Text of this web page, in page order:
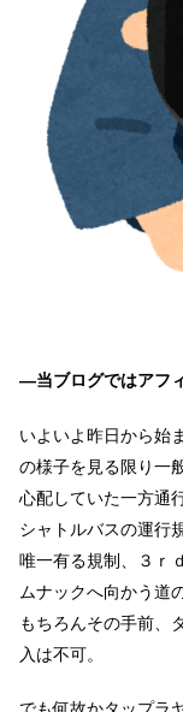
―当ブログではアフ
いよいよ昨日から始
の様子を見る限り一
心配していた一方通
シャトルバスの運行
唯一有る規制、３ｒ
ムナックへ向かう道
もちろんその手前、
入は不可。